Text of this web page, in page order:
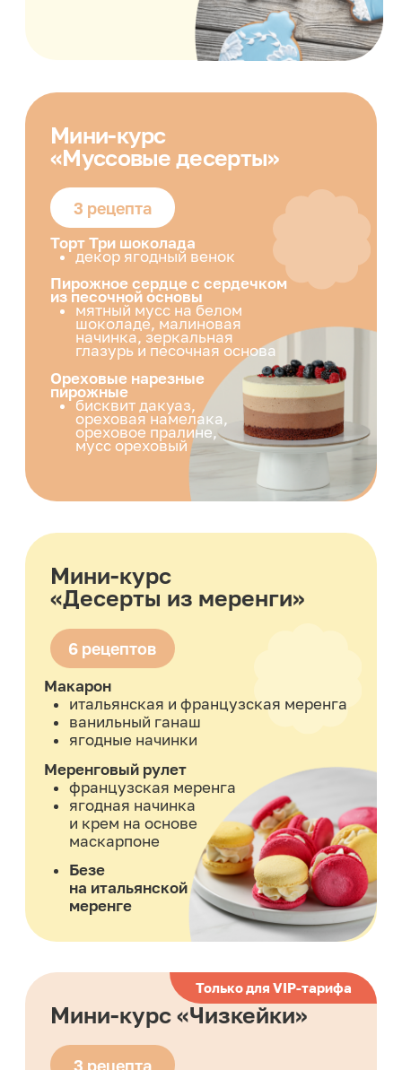
Только для VIP-тарифа
Мини-курс
«Свадебный декор»
2 рецепта и 3 декора
Только для VIP-тарифа
«Шоколад»
5 уроков
База работы с шоколадом
Простой декор из шоколада
Выпечка с шоколадом
Корпусные конфеты
Дополнительные
подарки за полную
оплату, в рассрочку
от банков или
Долями
Фисташка
Курага/грецкий орех
Нутелла-Миндаль-Клюква-Изюм
Milky Way
Арахис-Банан
Сборник рецептов
по кукис
10 вкусов